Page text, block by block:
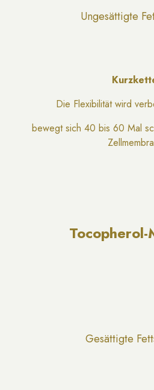
Ungesättigte
Die Flexibilität wird
bewegt sich 40 bis 60 Mal
Tocopherol-